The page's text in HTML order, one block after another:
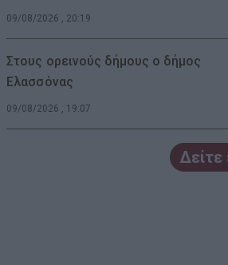
09/08/2026 , 20:19
Στους ορεινούς δήμους ο δήμος
Ελασσόνας
09/08/2026 , 19:07